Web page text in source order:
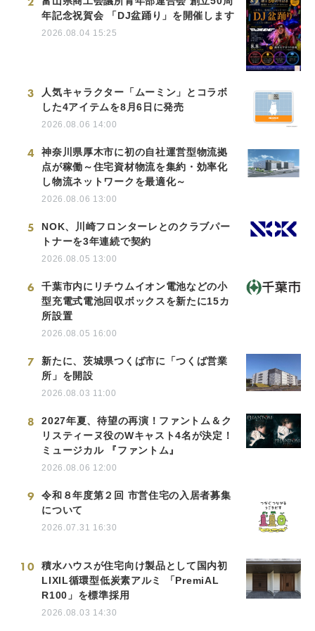
年記念祝賀会 「DJ盆踊り」を開催します
2026.08.04 15:25
3
人気キャラクター「ムーミン」とコラボ
した4アイテムを8月6日に発売
2026.08.06 14:00
4
神奈川県厚木市に初の自社運営型物流拠
点が稼働～住宅資材物流を集約・効率化
し物流ネットワークを最適化～
2026.08.06 13:00
5
NOK、川崎フロンターレとのクラブパー
トナーを3年連続で契約
2026.08.05 13:00
6
千葉市内にリチウムイオン電池などの小
型充電式電池回収ボックスを新たに15カ
所設置
2026.08.05 16:00
7
新たに、茨城県つくば市に「つくば営業
所」を開設
2026.08.03 11:00
8
2027年夏、待望の再演！ファントム＆ク
リスティーヌ役のWキャスト4名が決定！
ミュージカル 『ファントム』
2026.08.06 12:00
9
令和８年度第２回 市営住宅の入居者募集
について
2026.07.31 16:30
10
積水ハウスが住宅向け製品として国内初
LIXIL循環型低炭素アルミ 「PremiAL
R100」を標準採用
2026.08.03 14:30